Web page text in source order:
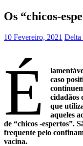
Os “chicos-
10 Fevereiro, 2021
É
caso
cidadãos
que
aqueles
de “chicos -espertos”.
frequente pelo
vacina.